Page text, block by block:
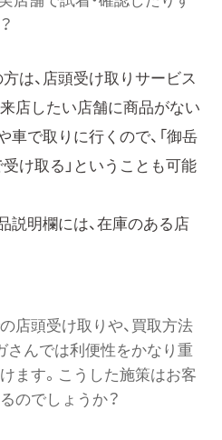
は、店頭受け取りサービス
店したい店舗に商品がない
車で取りに行くので、「御岳
け取る」ということも可能
説明欄には、在庫のある店
店頭受け取りや、買取方法
さんでは利便性をかなり重
ます。こうした施策はお客
のでしょうか？